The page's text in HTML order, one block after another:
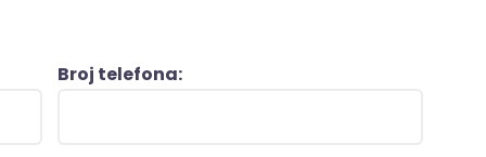
Broj telefona: